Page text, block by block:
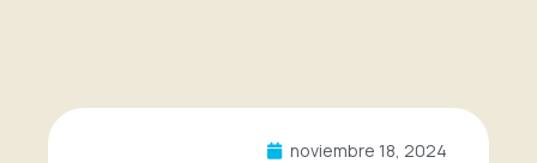
noviembre 18, 2024